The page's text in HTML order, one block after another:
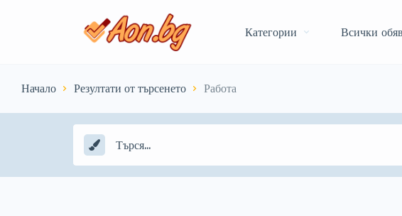
Категории Всички
Начало Резултати от търсенето Работа